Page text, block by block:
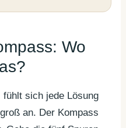
Wo
sich jede Lösung
an. Der Kompass